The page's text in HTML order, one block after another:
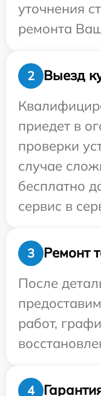
уточнения
ремонта
2
Выезд
приедет в
проверки
случае
бесплатно
сервис в
3
Ремонт
После
работ,
4